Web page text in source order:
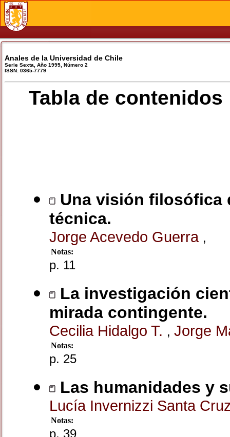
Anales de la Universidad de Chile
Serie Sexta, Año 1995, Número 2
ISSN: 0365-7779
Tabla de contenidos
Una visión filosófica
técnica.
Jorge Acevedo Guerra ,
Notas:
p. 11
La investigación
mirada contingente.
Cecilia Hidalgo T. , Jorge
Notas:
p. 25
Las humanidades y
Lucía Invernizzi Santa
Notas:
p. 39